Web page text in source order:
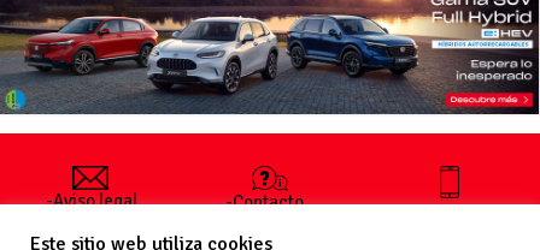
-Aviso legal
generales
-Contacto
publicar un
+34 627 35
Este sitio web utiliza cookies